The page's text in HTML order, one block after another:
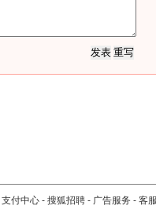
支付中心 - 搜狐招聘 - 广告服务 - 客